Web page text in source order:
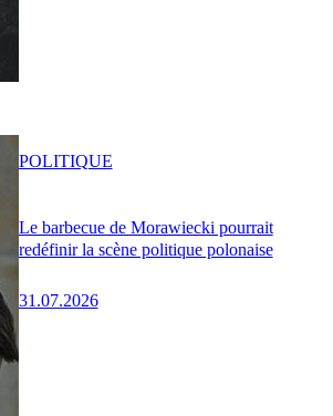
Le barbecue de Morawiecki pourrait
redéfinir la scène politique polonaise
31.07.2026
POLITIQUE